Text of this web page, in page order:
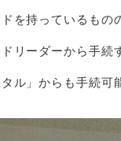
を持っているもの
リーダーから手続
ル」からも手続可